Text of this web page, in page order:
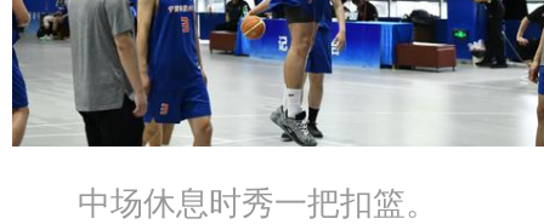
中场休息时秀一把扣篮。